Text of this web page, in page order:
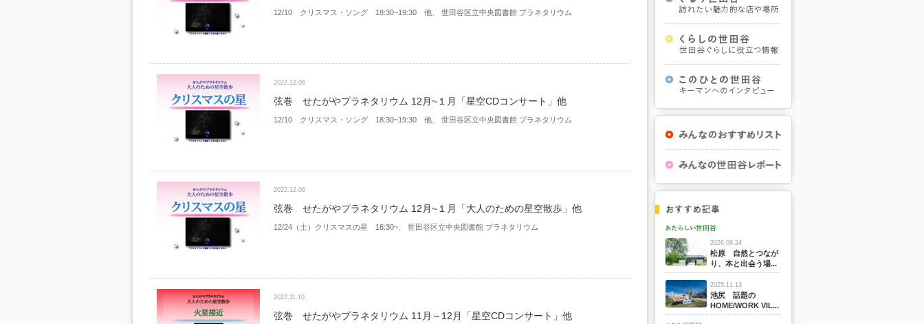
12/10 クリスマス・ソング 18:30~19:30 他、 世田谷区立中央図書館 プラネタリウム
2022.12.06
弦巻 せたがやプラネタリウム 12月~１月「星空CDコンサート」他
12/10 クリスマス・ソング 18:30~19:30 他、 世田谷区立中央図書館 プラネタリウム
2022.12.06
弦巻 せたがやプラネタリウム 12月~１月「大人のための星空散歩」他
12/24（土）クリスマスの星 18:30~、 世田谷区立中央図書館 プラネタリウム
2022.11.10
弦巻 せたがやプラネタリウム 11月～12月「星空CDコンサート」他
2026.06.24
松原 自然とつなが
り、本と出会う場...
2025.11.13
池尻 話題の
HOME/WORK VIL...